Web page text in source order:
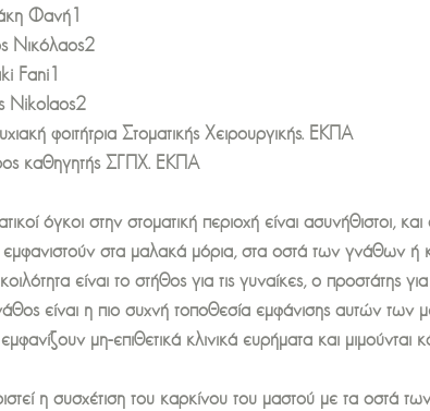
Φανή1
Νικόλαος2
Fani1
Nikolaos2
φοιτήτρια Στοματικής Χειρουργικής. ΕΚΠΑ
καθηγητής ΣΓΠΧ. ΕΚΠΑ
όγκοι στην στοματική περιοχή είναι
στα μαλακά μόρια, στα οστά των γνάθων ή
είναι το στήθος για τις γυναίκες, ο προστάτης
είναι η πιο συχνή τοποθεσία εμφάνισης αυτών των
μη-επιθετικά κλινικά ευρήματα και
η συσχέτιση του καρκίνου του μαστού με τα οστά